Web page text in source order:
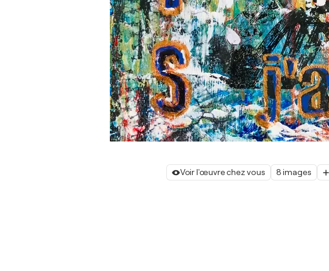
Voir l'œuvre chez vous 8 images